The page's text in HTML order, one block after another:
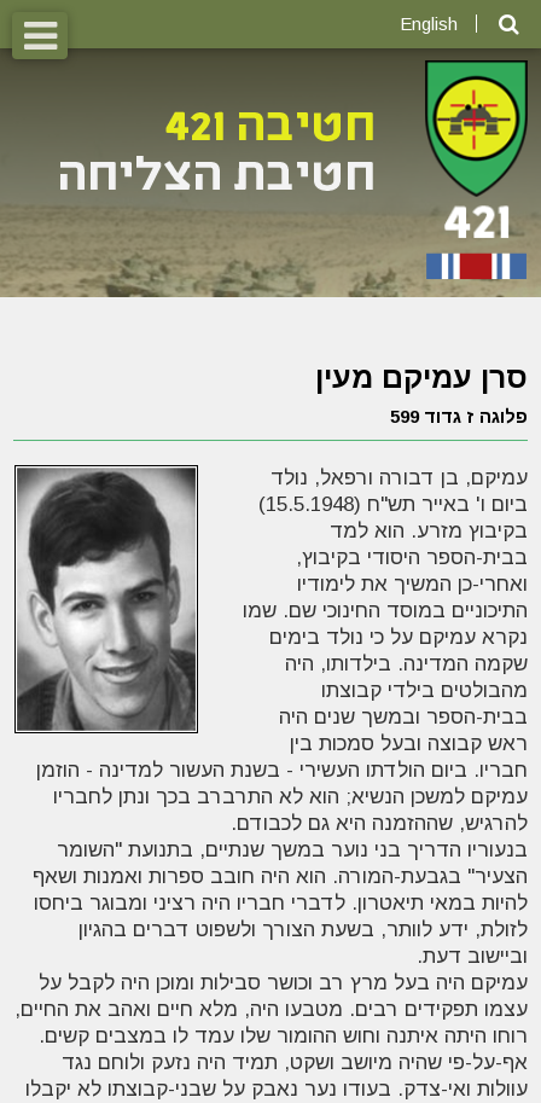
English
סרן עמיקם מעין
פלוגה ז גדוד 599
עמיקם, בן דבורה ורפאל, נולד
ביום ו' באייר תש"ח (15.5.1948)
בקיבוץ מזרע. הוא למד
בבית-הספר היסודי בקיבוץ,
ואחרי-כן המשיך את לימודיו
התיכוניים במוסד החינוכי שם. שמו
נקרא עמיקם על כי נולד בימים
שקמה המדינה. בילדותו, היה
מהבולטים בילדי קבוצתו
בבית-הספר ובמשך שנים היה
ראש קבוצה ובעל סמכות בין
חבריו. ביום הולדתו העשירי - בשנת העשור למדינה - הוזמן
עמיקם למשכן הנשיא; הוא לא התרברב בכך ונתן לחבריו
להרגיש, שההזמנה היא גם לכבודם.
בנעוריו הדריך בני נוער במשך שנתיים, בתנועת "השומר
הצעיר" בגבעת-המורה. הוא היה חובב ספרות ואמנות ושאף
להיות במאי תיאטרון. לדברי חבריו היה רציני ומבוגר ביחסו
לזולת, ידע לוותר, בשעת הצורך ולשפוט דברים בהגיון
וביישוב דעת.
עמיקם היה בעל מרץ רב וכושר סבילות ומוכן היה לקבל על
עצמו תפקידים רבים. מטבעו היה, מלא חיים ואהב את החיים,
רוחו היתה איתנה וחוש ההומור שלו עמד לו במצבים קשים.
אף-על-פי שהיה מיושב ושקט, תמיד היה נזעק ולוחם נגד
עוולות ואי-צדק. בעודו נער נאבק על שבני-קבוצתו לא יקבלו